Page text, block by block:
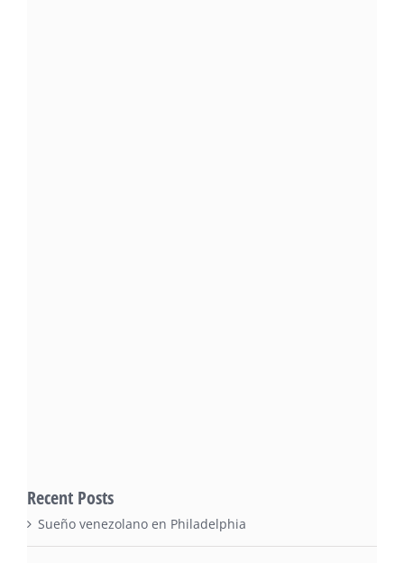
Recent Posts
Sueño venezolano en Philadelphia